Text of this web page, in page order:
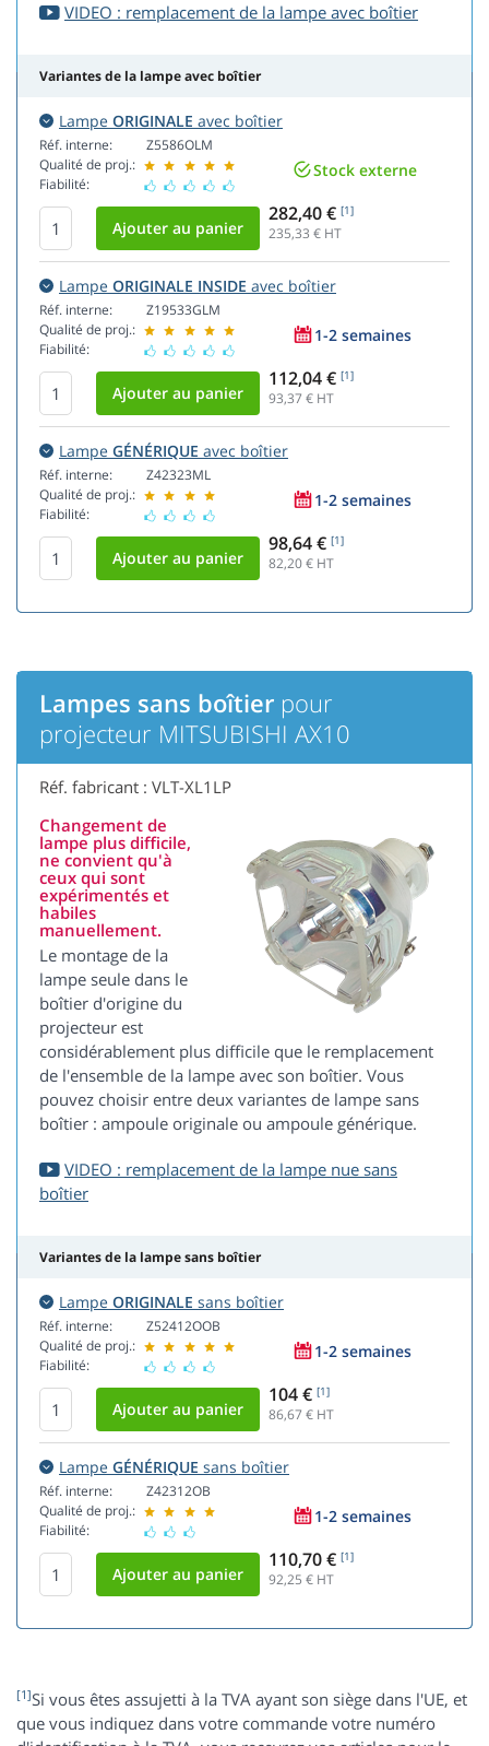
VIDEO : remplacement de la lampe avec boîtier
Variantes de la lampe avec boîtier
Lampe ORIGINALE avec boîtier
Réf. interne:
Qualité de proj.:
Fiabilité:
Z5586OLM
Stock externe
282,40 € [1]
235,33 € HT
Lampe ORIGINALE INSIDE avec boîtier
Réf. interne:
Qualité de proj.:
Fiabilité:
Z19533GLM
1-2 semaines
112,04 € [1]
93,37 € HT
Lampe GÉNÉRIQUE avec boîtier
Réf. interne:
Qualité de proj.:
Fiabilité:
Z42323ML
1-2 semaines
98,64 € [1]
82,20€ HT
Lampes sans boîtier pour
projecteur MITSUBISHI AX10
Réf. fabricant : VLT-XL1LP
Changement de
lampe plus difficile,
ne convient qu'à
ceux qui sont
expérimentés et
habiles
manuellement.
Le montage de la
lampe seule dans le
boîtier d'origine du
projecteur est
considérablement plus difficile que le remplacement
de l'ensemble de la lampe avec son boîtier. Vous
pouvez choisir entre deux variantes de lampe sans
boîtier : ampoule originale ou ampoule générique.
VIDEO : remplacement de la lampe nue sans
boîtier
Variantes de la lampe sans boîtier
Lampe ORIGINALE sans boîtier
Réf. interne:
Qualité de proj.:
Fiabilité:
Z52412OOB
1-2 semaines
104 € [1]
86,67 € HT
Lampe GÉNÉRIQUE sans boîtier
Réf. interne:
Qualité de proj.:
Fiabilité:
Z42312OB
1-2 semaines
110,70 € [1]
92,25 € HT
[1]Si vous êtes assujetti à la TVA ayant son siège dans l'UE, et
que vous indiquez dans votre commande votre numéro